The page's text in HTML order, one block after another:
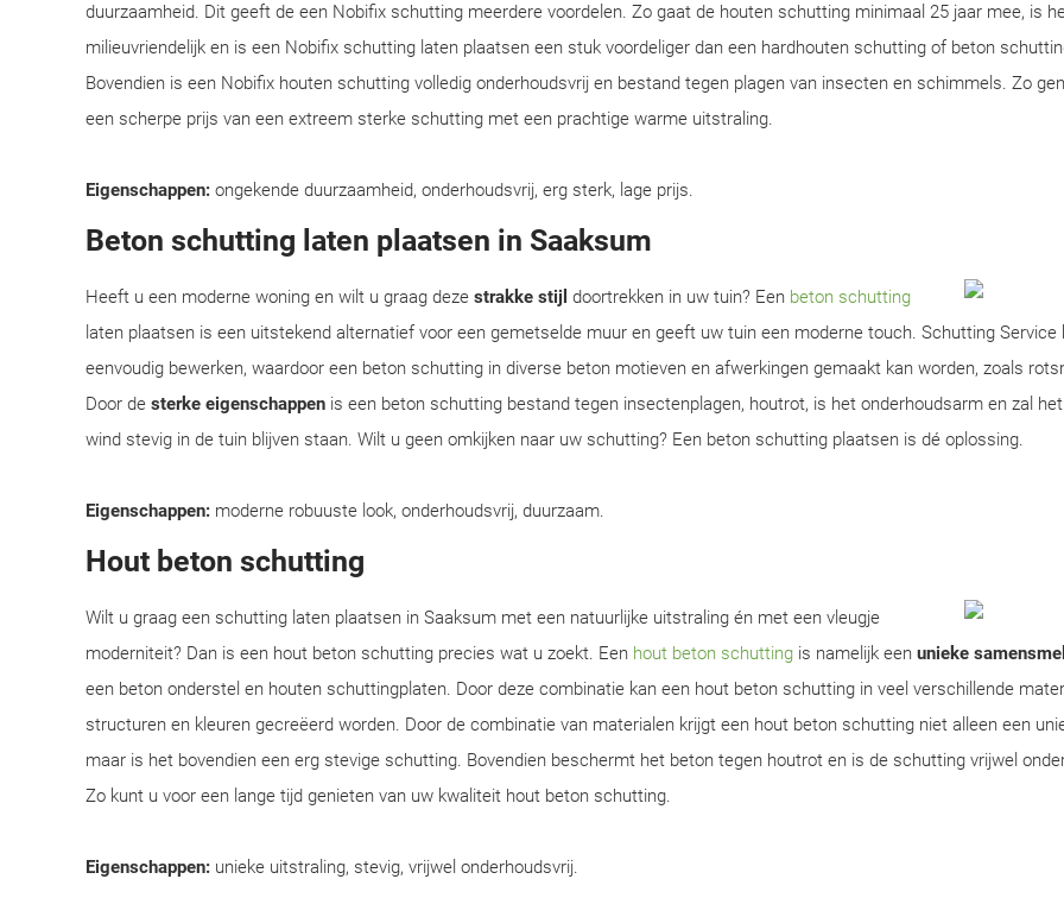
duurzaamheid. Dit geeft de een Nobifix schutting meerdere voordelen. Zo gaat de houten schutting minimaal 25 jaar mee, is
milieuvriendelijk en is een Nobifix schutting laten plaatsen een stuk voordeliger dan een hardhouten schutting of beton
Bovendien is een Nobifix houten schutting volledig onderhoudsvrij en bestand tegen plagen van insecten en schimmels. Zo
een scherpe prijs van een extreem sterke schutting met een prachtige warme uitstraling.
Eigenschappen: ongekende duurzaamheid, onderhoudsvrij, erg sterk, lage prijs.
Beton schutting laten plaatsen in Saaksum
Heeft u een moderne woning en wilt u graag deze strakke stijl doortrekken in uw tuin? Een beton schutting
laten plaatsen is een uitstekend alternatief voor een gemetselde muur en geeft uw tuin een moderne touch. Schutting Service
eenvoudig bewerken, waardoor een beton schutting in diverse beton motieven en afwerkingen gemaakt kan worden, zoals
Door de sterke eigenschappen is een beton schutting bestand tegen insectenplagen, houtrot, is het onderhoudsarm en zal
wind stevig in de tuin blijven staan. Wilt u geen omkijken naar uw schutting? Een beton schutting plaatsen is dé oplossing.
Eigenschappen: moderne robuuste look, onderhoudsvrij, duurzaam.
Hout beton schutting
Wilt u graag een schutting laten plaatsen in Saaksum met een natuurlijke uitstraling én met een vleugje
moderniteit? Dan is een hout beton schutting precies wat u zoekt. Een hout beton schutting is namelijk een unieke
een beton onderstel en houten schuttingplaten. Door deze combinatie kan een hout beton schutting in veel verschillende
structuren en kleuren gecreëerd worden. Door de combinatie van materialen krijgt een hout beton schutting niet alleen een
maar is het bovendien een erg stevige schutting. Bovendien beschermt het beton tegen houtrot en is de schutting vrijwel
Zo kunt u voor een lange tijd genieten van uw kwaliteit hout beton schutting.
Eigenschappen: unieke uitstraling, stevig, vrijwel onderhoudsvrij.